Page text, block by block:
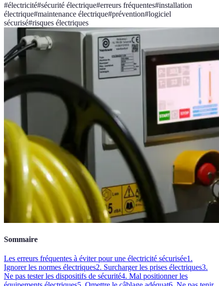
#électricité#sécurité électrique#erreurs fréquentes#installation
électrique#maintenance électrique#prévention#logiciel
sécurisé#risques électriques
Sommaire
Les erreurs fréquentes à éviter pour une électricité sécurisée1.
Ignorer les normes électriques2. Surcharger les prises électriques3.
Ne pas tester les dispositifs de sécurité4. Mal positionner les